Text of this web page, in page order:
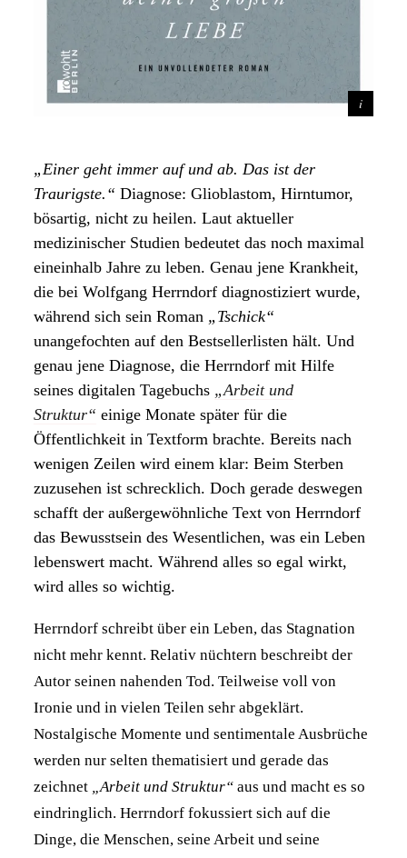
„Einer geht immer auf und ab. Das ist der
Traurigste.“Diagnose: Glioblastom, Hirntumor,
bösartig, nicht zu heilen. Laut aktueller
medizinischer Studien bedeutet das noch maximal
eineinhalb Jahre zu leben. Genau jene Krankheit,
die bei Wolfgang Herrndorf diagnostiziert wurde,
während sich sein Roman „Tschick“
unangefochten auf den Bestsellerlisten hält. Und
genau jene Diagnose, die Herrndorf mit Hilfe
seines digitalen Tagebuchs „Arbeit und
Struktur“ einige Monate später für die
Öffentlichkeit in Textform brachte. Bereits nach
wenigen Zeilen wird einem klar: Beim Sterben
zuzusehen ist schrecklich. Doch gerade deswegen
schafft der außergewöhnliche Text von Herrndorf
das Bewusstsein des Wesentlichen, was ein Leben
lebenswert macht. Während alles so egal wirkt,
wird alles so wichtig.
Herrndorf schreibt über ein Leben, das Stagnation
nicht mehr kennt. Relativ nüchtern beschreibt der
Autor seinen nahenden Tod. Teilweise voll von
Ironie und in vielen Teilen sehr abgeklärt.
Nostalgische Momente und sentimentale Ausbrüche
werden nur selten thematisiert und gerade das
zeichnet „Arbeit und Struktur“ aus und macht es so
eindringlich. Herrndorf fokussiert sich auf die
Dinge, die Menschen, seine Arbeit und seine